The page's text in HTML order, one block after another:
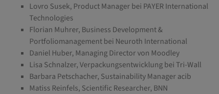
Lovro Susek, Product Manager bei PAYER International
Technologies
Florian Muhrer, Business Development &
Portfoliomanagement bei Neuroth International
Daniel Huber, Managing Director von Moodley
Lisa Schnalzer, Verpackungsentwicklung bei Tri-Wall
Barbara Petschacher, Sustainability Manager acib
Matiss Reinfels, Scientific Researcher, BNN